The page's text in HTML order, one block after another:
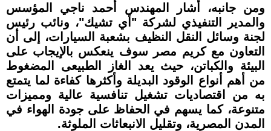
ومن جانبه، أشار المهندس أحمد ناجي المؤسس
والمدير التنفيذي لشركة "أي تشيك"، ونائب رئيس
لجنة وسائل النقل النظيف بشعبة السيارات، إلى أن
التعاون مع كريم مصر سوف ينعكس بالإيجاب على
البيئة والكباتن، حيث يعد الغاز الطبيعى المضغوط
من أهم أنواع الوقود البديلة وأكثرها كفاءة لما يتمتع
به من اقتصاديات تشغيل تنافسية عالية ومميزات
متنوعة، كما يسهم في الحفاظ على جودة الهواء في
المدن المصرية، وتقليل الانبعاثات الملوثة.